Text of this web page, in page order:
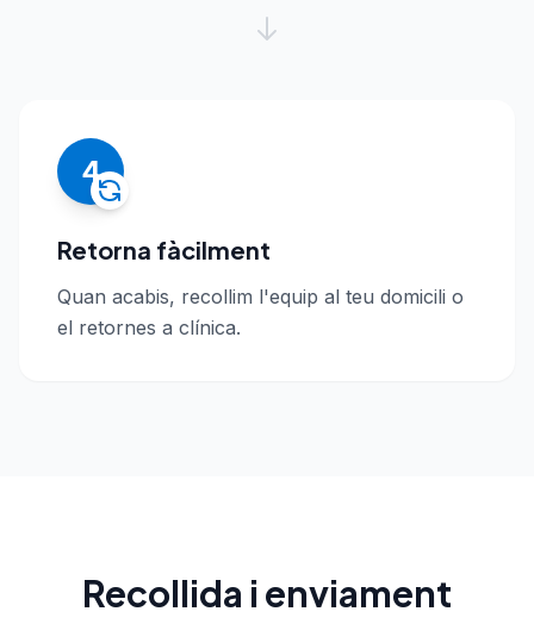
4
Retorna fàcilment
Quan acabis, recollim l'equip al teu domicili o
el retornes a clínica.
Recollida i enviament